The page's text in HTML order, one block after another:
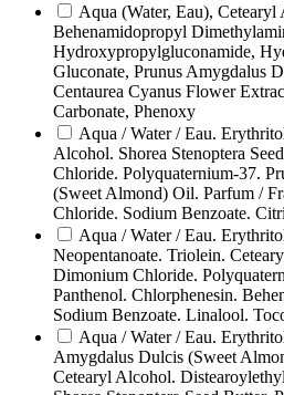
Aqua (Water, Eau),
Behenamidopropyl
Hydroxypropylgluconamide,
Gluconate, Prunus Amygdalus
Centaurea Cyanus Flower
Carbonate, Phenoxy
Aqua / Water / Eau.
Alcohol. Shorea Stenoptera
Chloride. Polyquaternium-37.
(Sweet Almond) Oil. Parfum /
Chloride. Sodium Benzoate.
Aqua / Water / Eau.
Neopentanoate. Triolein.
Dimonium Chloride.
Panthenol. Chlorphenesin.
Sodium Benzoate. Linalool.
Aqua / Water / Eau.
Amygdalus Dulcis (Sweet
Cetearyl Alcohol.